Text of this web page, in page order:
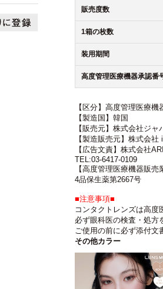
販売度数
1箱の枚数
装用期間
高度管理医療機器承認番
【区分】高度管理医療機
【製造国】韓国
【販売元】株式会社ジャ
【製造販売元】株式会社
【広告文責】株式会社
TEL:03-6417-0109
【高度管理医療機器販売
4品保生薬第2667号
■注意事項■
コンタクトレンズは高度
必ず眼科医の検査・処方
ご使用の前に必ず添付文
その他カラー